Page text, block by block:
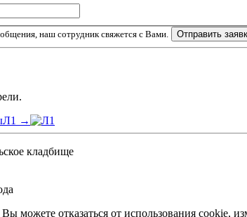
наш сотрудник свяжется с Вами.
Л1 →
кладбище
можете отказаться от использования cookie,